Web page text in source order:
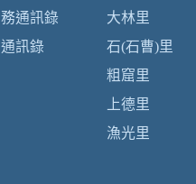
通訊錄
訊錄
大林里
石(石曹)里
粗窟里
上德里
漁光里